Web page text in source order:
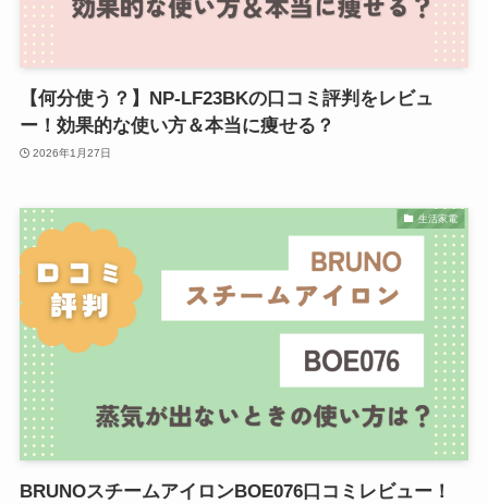
【何分使う？】NP-LF23BKの口コミ評判をレビュ
ー！効果的な使い方＆本当に痩せる？
2026年1月27日
生活家電
BRUNOスチームアイロンBOE076口コミレビュー！